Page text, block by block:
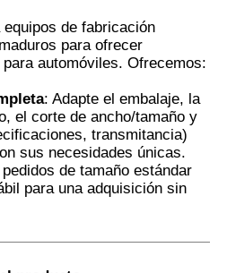
de la pintura del coche
de fabricación
para ofrecer
automóviles. Ofrecemos:
: Adapte el embalaje, la
el corte de ancho/tamaño y
transmitancia)
sus necesidades únicas.
de tamaño estándar
para una adquisición sin